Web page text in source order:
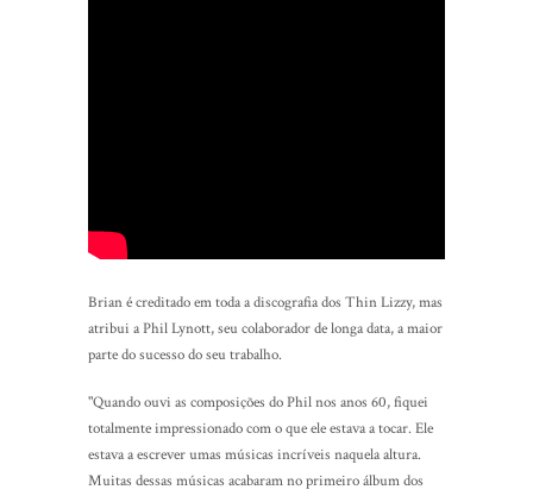
Brian é creditado em toda a discografia dos Thin Lizzy, mas
atribui a Phil Lynott, seu colaborador de longa data, a maior
parte do sucesso do seu trabalho.
"Quando ouvi as composições do Phil nos anos 60, fiquei
totalmente impressionado com o que ele estava a tocar. Ele
estava a escrever umas músicas incríveis naquela altura.
Muitas dessas músicas acabaram no primeiro álbum dos